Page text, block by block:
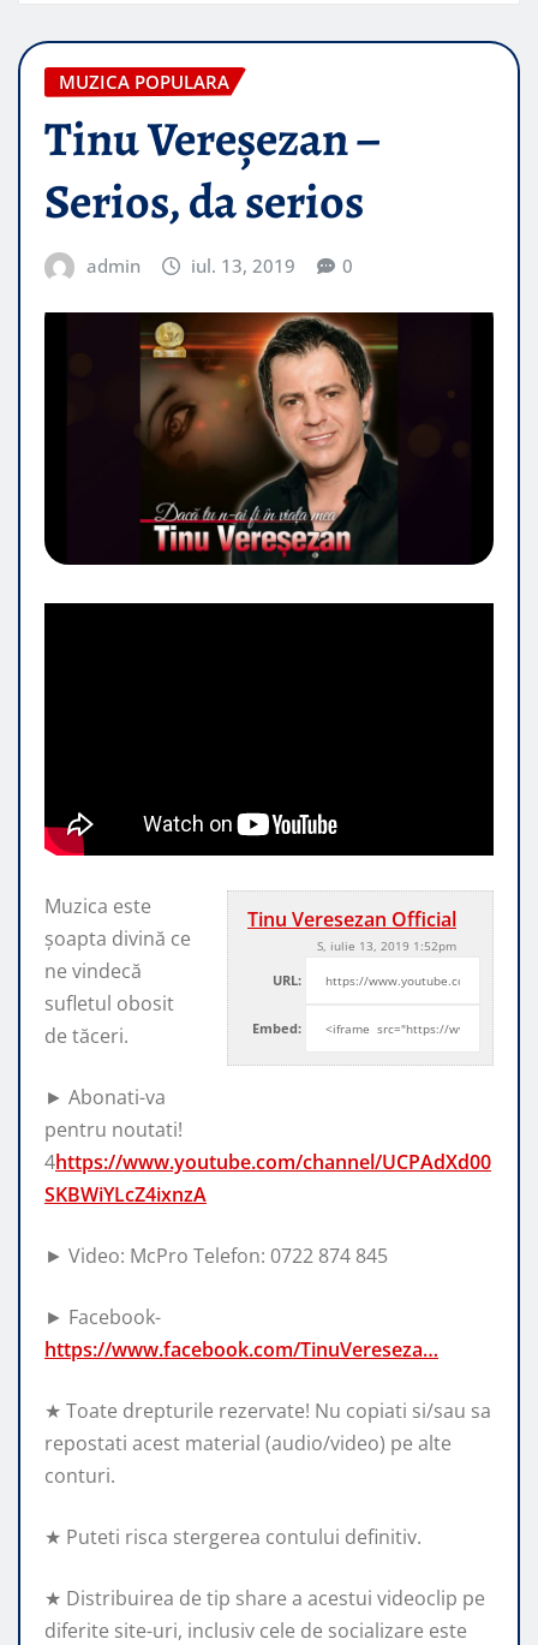
MUZICA POPULARA
Tinu Vereșezan –
Serios, da serios
admin iul. 13, 2019 0
Tinu Veresezan Official
S, iulie 13, 2019 1:52pm
URL:
Embed:
Muzica este
șoapta divină ce
ne vindecă
sufletul obosit
de tăceri.
► Abonati-va
pentru noutati!
4https://www.youtube.com/channel/UCPAdXd00
SKBWiYLcZ4ixnzA
► Video: McPro Telefon: 0722 874 845
► Facebook-
https://www.facebook.com/TinuVereseza…
★ Toate drepturile rezervate! Nu copiati si/sau sa
repostati acest material (audio/video) pe alte
conturi.
★ Puteti risca stergerea contului definitiv.
★ Distribuirea de tip share a acestui videoclip pe
diferite site-uri, inclusiv cele de socializare este